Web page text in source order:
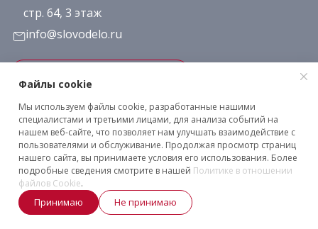
стр. 64, 3 этаж
info@slovodelo.ru
Заказать звонок
Подписаться на рассылку
Клиентское соглашение
Политика конфиденциальности
2026 © «Словодело». Все права защищены
Файлы cookie
Мы используем файлы cookie, разработанные нашими
специалистами и третьими лицами, для анализа событий на
нашем веб-сайте, что позволяет нам улучшать взаимодействие с
пользователями и обслуживание. Продолжая просмотр страниц
нашего сайта, вы принимаете условия его использования. Более
подробные сведения смотрите в нашей Политике в отношении
файлов Cookie.
Принимаю Не принимаю